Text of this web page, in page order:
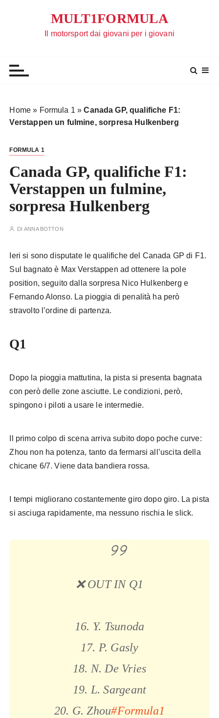
MULT1FORMULA
Il motorsport dai giovani per i giovani
Home » Formula 1 »Canada GP, qualifiche F1:
Verstappen un fulmine, sorpresa Hulkenberg
FORMULA 1
Canada GP, qualifiche F1:
Verstappen un fulmine,
sorpresa Hulkenberg
DIANNA BOTTON
Ieri si sono disputate le qualifiche del Canada GP di F1.
Sul bagnato è Max Verstappen ad ottenere la pole
position, seguito dalla sorpresa Nico Hulkenberg e
Fernando Alonso. La pioggia di penalità ha però
stravolto l’ordine di partenza.
Q1
Dopo la pioggia mattutina, la pista si presenta bagnata
con però delle zone asciutte. Le condizioni, però,
spingono i piloti a usare le intermedie.
Il primo colpo di scena arriva subito dopo poche curve:
Zhou non ha potenza, tanto da fermarsi all’uscita della
chicane 6/7. Viene data bandiera rossa.
I tempi migliorano costantemente giro dopo giro. La pista
si asciuga rapidamente, ma nessuno rischia le slick.
❌ OUT IN Q1
16. Y. Tsunoda
17. P. Gasly
18. N. De Vries
19. L. Sargeant
20. G. Zhou#Formula1